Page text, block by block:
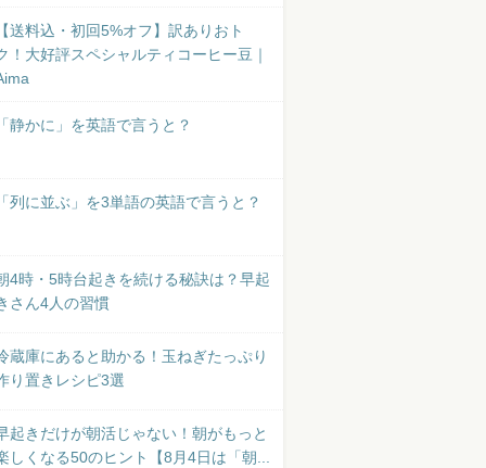
送料込・初回5%オフ】訳ありおト
！大好評スペシャルティコーヒー豆｜
静かに」を英語で言うと？
列に並ぶ」を3単語の英語で言うと？
4時・5時台起きを続ける秘訣は？早起
さん4人の習慣
蔵庫にあると助かる！玉ねぎたっぷり
り置きレシピ3選
起きだけが朝活じゃない！朝がもっと
しくなる50のヒント【8月4日は「朝...